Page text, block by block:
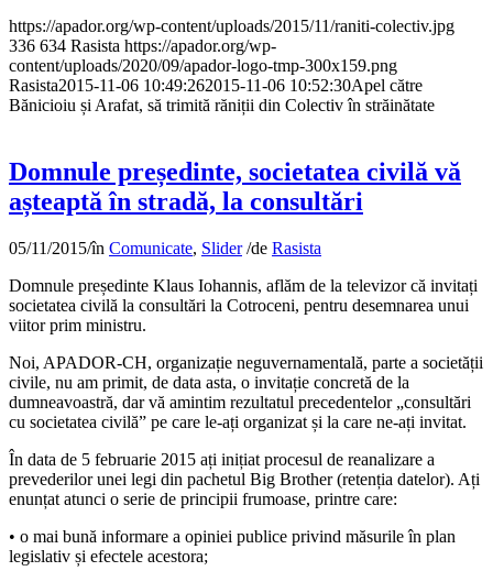
https://apador.org/wp-content/uploads/2015/11/raniti-colectiv.jpg
336 634 Rasista https://apador.org/wp-
content/uploads/2020/09/apador-logo-tmp-300x159.png
Rasista2015-11-06 10:49:262015-11-06 10:52:30Apel către
Bănicioiu și Arafat, să trimită răniții din Colectiv în străinătate
Domnule președinte, societatea civilă vă
așteaptă în stradă, la consultări
05/11/2015/în Comunicate, Slider /de Rasista
Domnule președinte Klaus Iohannis, aflăm de la televizor că invitați
societatea civilă la consultări la Cotroceni, pentru desemnarea unui
viitor prim ministru.
Noi, APADOR-CH, organizație neguvernamentală, parte a societății
civile, nu am primit, de data asta, o invitație concretă de la
dumneavoastră, dar vă amintim rezultatul precedentelor „consultări
cu societatea civilă” pe care le-ați organizat și la care ne-ați invitat.
În data de 5 februarie 2015 ați inițiat procesul de reanalizare a
prevederilor unei legi din pachetul Big Brother (retenția datelor). Ați
enunțat atunci o serie de principii frumoase, printre care:
• o mai bună informare a opiniei publice privind măsurile în plan
legislativ și efectele acestora;